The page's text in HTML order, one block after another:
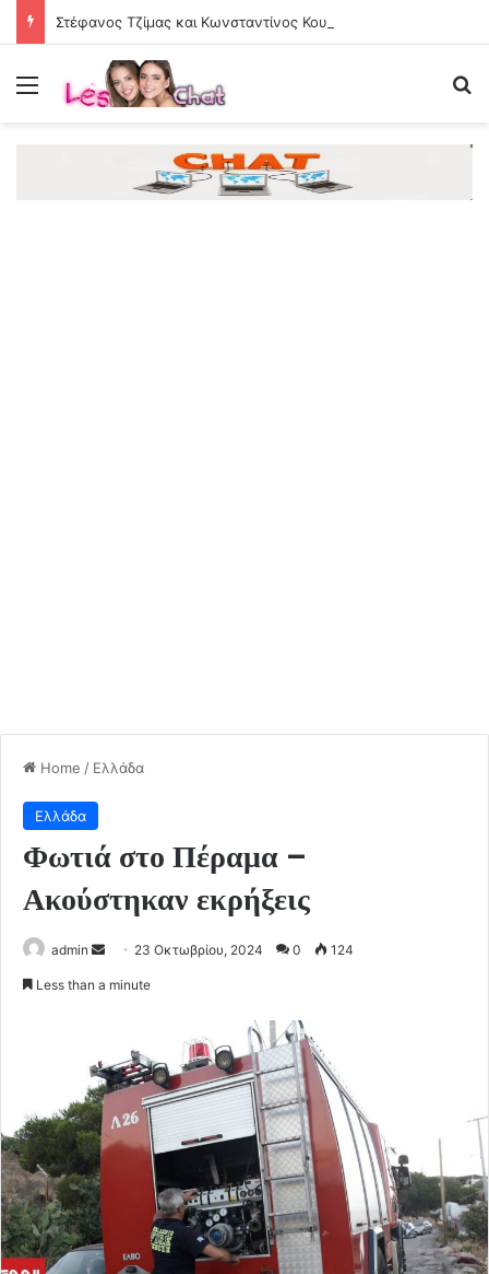
Menu
Home / Ελλάδα
Ελλάδα
Φωτιά στο Πέραμα –
Ακούστηκαν εκρήξεις
admin
Send 23 Οκτωβρίου, 2024 0 124
Less than a minute